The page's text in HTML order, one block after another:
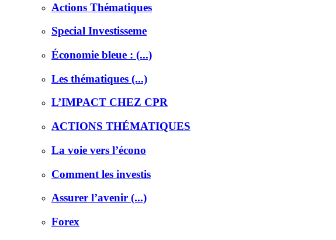
Actions Thématiques
Special Investisseme
Économie bleue : (...)
Les thématiques (...)
L’IMPACT CHEZ CPR
ACTIONS THÉMATIQUES
La voie vers l’écono
Comment les investis
Assurer l’avenir (...)
Forex